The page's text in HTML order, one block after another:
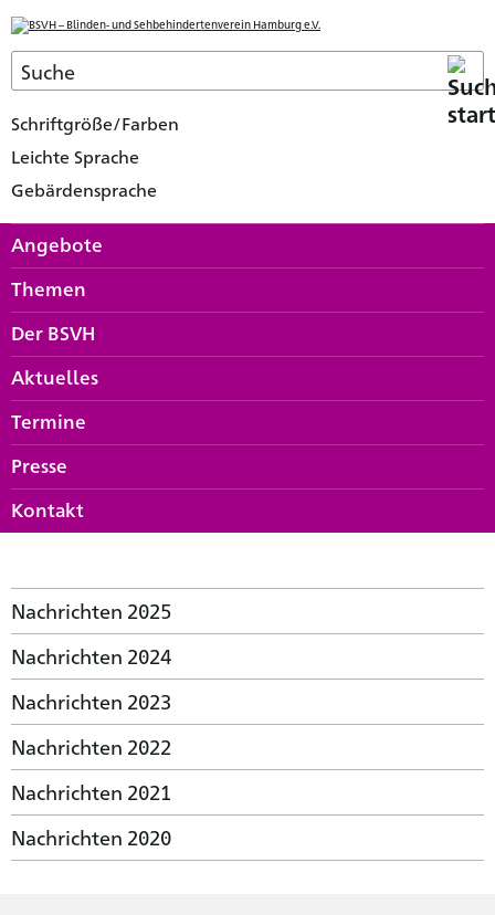
Schriftgröße/Farben
Leichte Sprache
Gebärdensprache
Angebote
Themen
Der BSVH
Aktuelles
Termine
Presse
Kontakt
Nachrichten 2025
Nachrichten 2024
Nachrichten 2023
Nachrichten 2022
Nachrichten 2021
Nachrichten 2020